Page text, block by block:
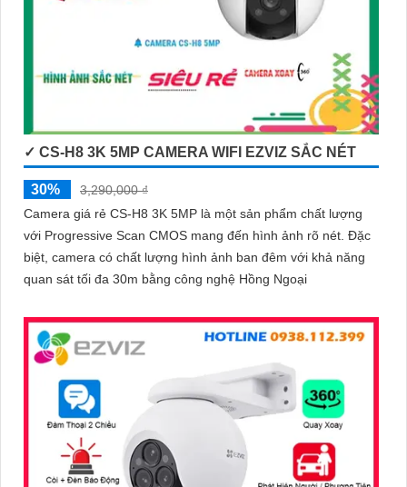
✓ CS-H8 3K 5MP CAMERA WIFI EZVIZ SẮC NÉT
30%
3,290,000 ₫
Camera giá rẻ CS-H8 3K 5MP là một sản phẩm chất lượng
với Progressive Scan CMOS mang đến hình ảnh rõ nét. Đặc
biệt, camera có chất lượng hình ảnh ban đêm với khả năng
quan sát tối đa 30m bằng công nghệ Hồng Ngoại